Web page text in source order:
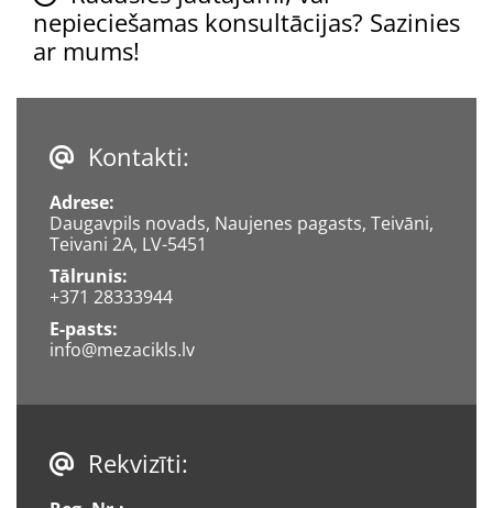
nepieciešamas konsultācijas? Sazinies
ar mums!
 Kontakti:
Adrese:
Daugavpils novads, Naujenes pagasts, Teivāni,
Teivani 2A, LV-5451
Tālrunis:
+371 28333944
E-pasts:
info@mezacikls.lv
 Rekvizīti: